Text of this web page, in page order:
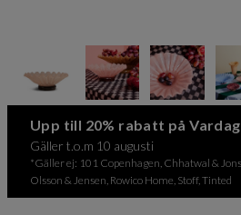
Upp till 20% rabatt på
Gäller t.o.m 10 augusti
*Gäller ej: 101 Copenhagen, Chhatwal &
Olsson & Jensen, Rowico Home, Stoff, Tinted